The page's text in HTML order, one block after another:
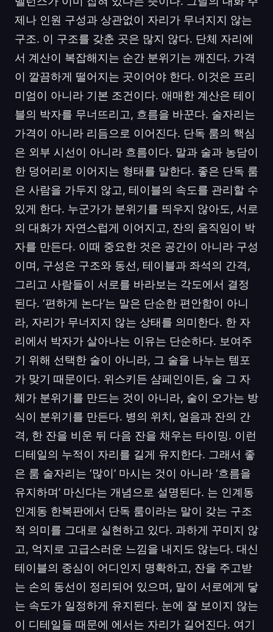
제나 인원 구성과 상관없이 자리가 무너지지 않는
구조. 이 구조를 갖춘 곳은 많지 않다. 단체 자리에
서 계산이 복잡해지는 순간 분위기는 깨진다. 가격
이 깔끔하게 떨어지는 곳이어야 한다. 이것은 프리
미엄이 아니라 기본 조건이다. 애매한 계산은 테이
블의 박자를 무너뜨리고, 흐름을 바꾼다. 술자리는
가격이 아니라 리듬으로 이어진다. 단독 룸의 핵심
은 외부 시선이 아니라 흐름이다. 말과 술과 농담이
한 덩어리로 이어지는 형태를 말한다. 좋은 단독 룸
은 사람을 가두지 않고, 테이블의 속도를 관리할 수
있게 한다. 누군가가 분위기를 띄우지 않아도, 서로
의 대화가 자연스럽게 이어지고, 잔의 움직임이 박
자를 만든다. 이때 중요한 것은 공간이 아니라 구성
이며, 구성은 구조와 동선, 테이블과 좌석의 간격,
그리고 사람들이 서로를 바라보는 각도에서 결정
된다. ‘편하게 논다’는 말은 단순한 편안함이 아니
라, 자리가 무너지지 않는 상태를 의미한다. 한 자
리에서 박자가 살아나는 이유는 단순하다. 보여주
기 위해 선택한 술이 아니라, 그 술을 나누는 템포
가 맞기 때문이다. 위스키든 샴페인이든, 술 그 자
체가 분위기를 만드는 것이 아니라, 술이 오가는 방
식이 분위기를 만든다. 병의 위치, 얼음과 잔의 간
격, 한 잔을 비운 뒤 다음 잔을 채우는 타이밍. 이런
디테일의 누적이 자리를 길게 유지한다. 그래서 좋
은 룸 술자리는 ‘많이’ 마시는 것이 아니라 ‘흐름을
유지하며’ 마신다는 개념으로 설명된다. 는 인계동
인계동 한복판에서 단독 룸이라는 말이 갖는 구조
적 의미를 그대로 실현하고 있다. 과하게 꾸미지 않
고, 억지로 고급스러운 느낌을 내지도 않는다. 대신
테이블의 중심이 어디인지 명확하고, 잔을 주고받
는 손의 동선이 정리되어 있으며, 말이 서로에게 닿
는 속도가 일정하게 유지된다. 눈에 잘 보이지 않는
이 디테일들 때문에 에서는 자리가 길어진다. 여기